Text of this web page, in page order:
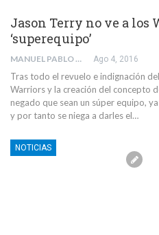
Jason Terry no ve a los
‘superequipo’
MANUEL PABLO VERDUGO PUJOL Ago 4, 2016
Tras todo el revuelo e indignación
Warriors y la creación del concepto
negado que sean un súper equipo,
y por tanto se niega a darles el…
NOTICIAS